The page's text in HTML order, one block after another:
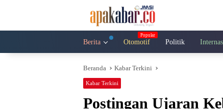
Berita Otomotif Politik
Beranda Kabar Terkini
Kabar Terkini
Postingan Ujaran